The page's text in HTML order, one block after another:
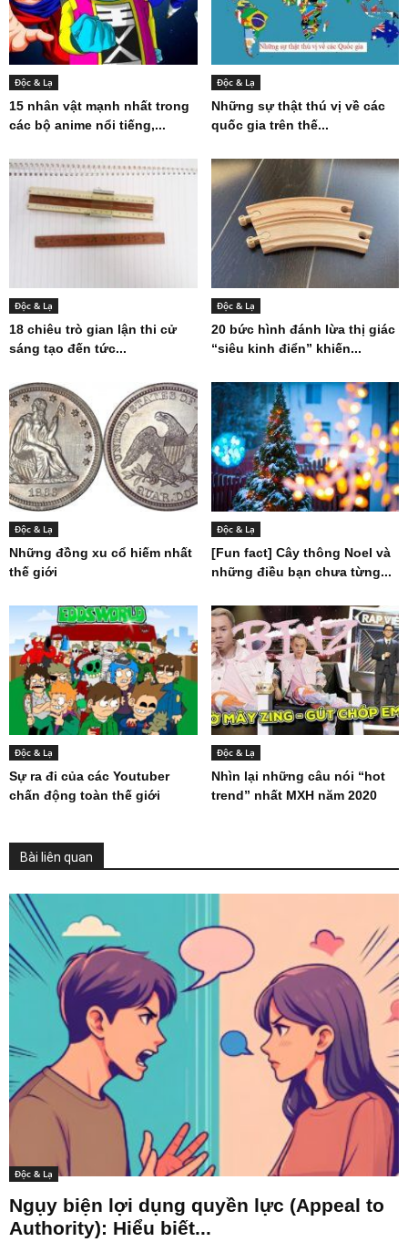
Độc & Lạ
15 nhân vật mạnh nhất trong
các bộ anime nổi tiếng,...
Độc & Lạ
Những sự thật thú vị về các
quốc gia trên thế...
Độc & Lạ
18 chiêu trò gian lận thi cử
sáng tạo đến tức...
Độc & Lạ
20 bức hình đánh lừa thị giác
“siêu kinh điển” khiến...
Độc & Lạ
Những đồng xu cổ hiếm nhất
thế giới
Độc & Lạ
[Fun fact] Cây thông Noel và
những điều bạn chưa từng...
Độc & Lạ
Sự ra đi của các Youtuber
chấn động toàn thế giới
Độc & Lạ
Nhìn lại những câu nói “hot
trend” nhất MXH năm 2020
Bài liên quan
Độc & Lạ
Ngụy biện lợi dụng quyền lực (Appeal to
Authority): Hiểu biết...